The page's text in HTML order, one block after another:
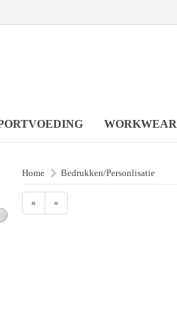
WORKWEAR
Home Bedrukken/Personlisatie
« »